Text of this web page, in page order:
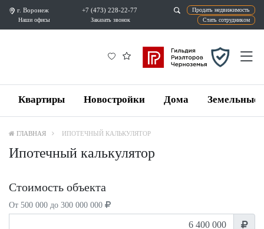
г. Воронеж
Наши офисы
+7 (473) 228-22-77
Квартиры Новостройки Дома Земельные
ГЛАВНАЯ ИПОТЕЧНЫЙ КАЛЬКУЛЯТОР
Ипотечный калькулятор
Стоимость объекта
От 500 000 до 300 000 000